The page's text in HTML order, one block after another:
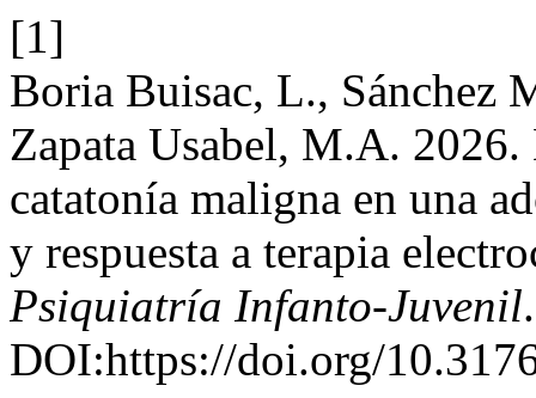
[1]
Boria Buisac, L., Sánchez
Zapata Usabel, M.A.
catatonía maligna en una
y respuesta a terapia
Psiquiatría Infanto-Juvenil
DOI:https://doi.org/